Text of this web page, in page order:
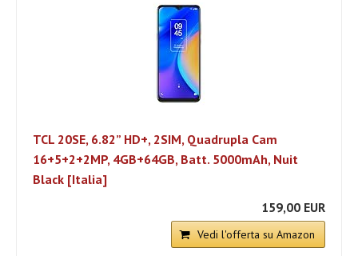
TCL 20SE, 6.82” HD+, 2SIM, Quadrupla Cam
16+5+2+2MP, 4GB+64GB, Batt. 5000mAh, Nuit
Black [Italia]
159,00 EUR
Vedi l'offerta su Amazon